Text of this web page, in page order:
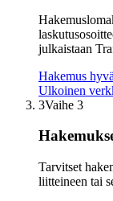
julkaistaan
Hakemus
Ulkoinen
3Vaihe 3
Tarvitset
liitteineen tai